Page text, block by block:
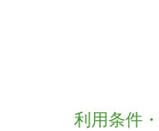
利用条件